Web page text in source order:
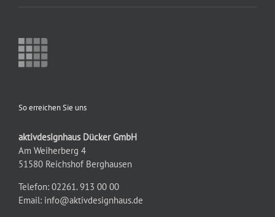
So erreichen Sie uns
aktivdesignhaus Dücker GmbH
Am Weiherberg 4
51580 Reichshof Berghausen
Telefon: 02261. 913 00 00
Email: info@aktivdesignhaus.de